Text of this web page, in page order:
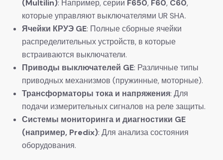
(Multilin): Например, серии F650, F60, C60,
которые управляют выключателями UR SHA.
Ячейки КРУЭ GE: Полные сборные ячейки
распределительных устройств, в которые
встраиваются выключатели.
Приводы выключателей GE: Различные типы
приводных механизмов (пружинные, моторные).
Трансформаторы тока и напряжения: Для
подачи измерительных сигналов на реле защиты.
Системы мониторинга и диагностики GE
(например, Predix): Для анализа состояния
оборудования.